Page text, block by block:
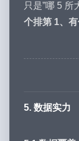
只是”哪 5 所
个排第 1、
5. 数据实力